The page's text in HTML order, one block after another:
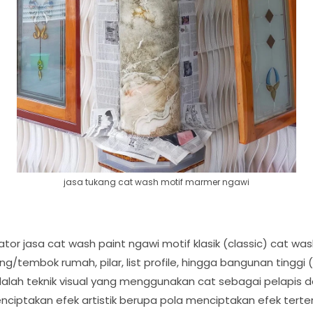
jasa tukang cat wash motif marmer ngawi
jasa cat wash paint ngawi motif klasik (classic) cat
tembok rumah, pilar, list profile, hingga bangunan tinggi
teknik visual yang menggunakan cat sebagai pelapis
efek artistik berupa pola menciptakan efek